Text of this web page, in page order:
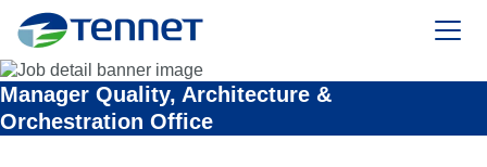
TenneT
Manager Quality, Architecture &
Orchestration Office